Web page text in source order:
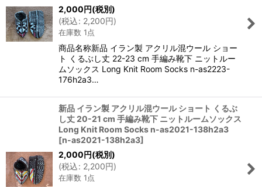
2,000円(税別)
(税込: 2,200円)
在庫数 1点
商品名称新品 イラン製 アクリル混ウール ショー
ト くるぶし丈 22-23 cm 手編み靴下 ニットルー
ムソックス Long Knit Room Socks n-as2223-
176h2a3…
新品 イラン製 アクリル混ウール ショート くるぶ
し丈 20-21 cm 手編み靴下 ニットルームソックス
Long Knit Room Socks n-as2021-138h2a3
[n-as2021-138h2a3]
2,000円(税別)
(税込: 2,200円)
在庫数 1点